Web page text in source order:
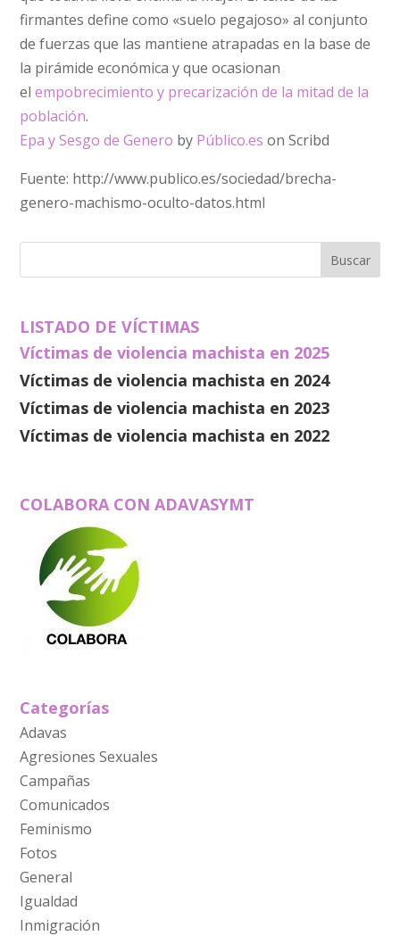
firmantes define como «suelo pegajoso» al conjunto
de fuerzas que las mantiene atrapadas en la base de
la pirámide económica y que ocasionan
elempobrecimiento y precarización de la mitad de la
población.
Epa y Sesgo de Genero by Público.es on Scribd
Fuente: http://www.publico.es/sociedad/brecha-
genero-machismo-oculto-datos.html
LISTADO DE VÍCTIMAS
Víctimas de violencia machista en 2025
Víctimas de violencia machista en 2024
Víctimas de violencia machista en 2023
Víctimas de violencia machista en 2022
COLABORA CON ADAVASYMT
Categorías
Adavas
Agresiones Sexuales
Campañas
Comunicados
Feminismo
Fotos
General
Igualdad
Inmigración